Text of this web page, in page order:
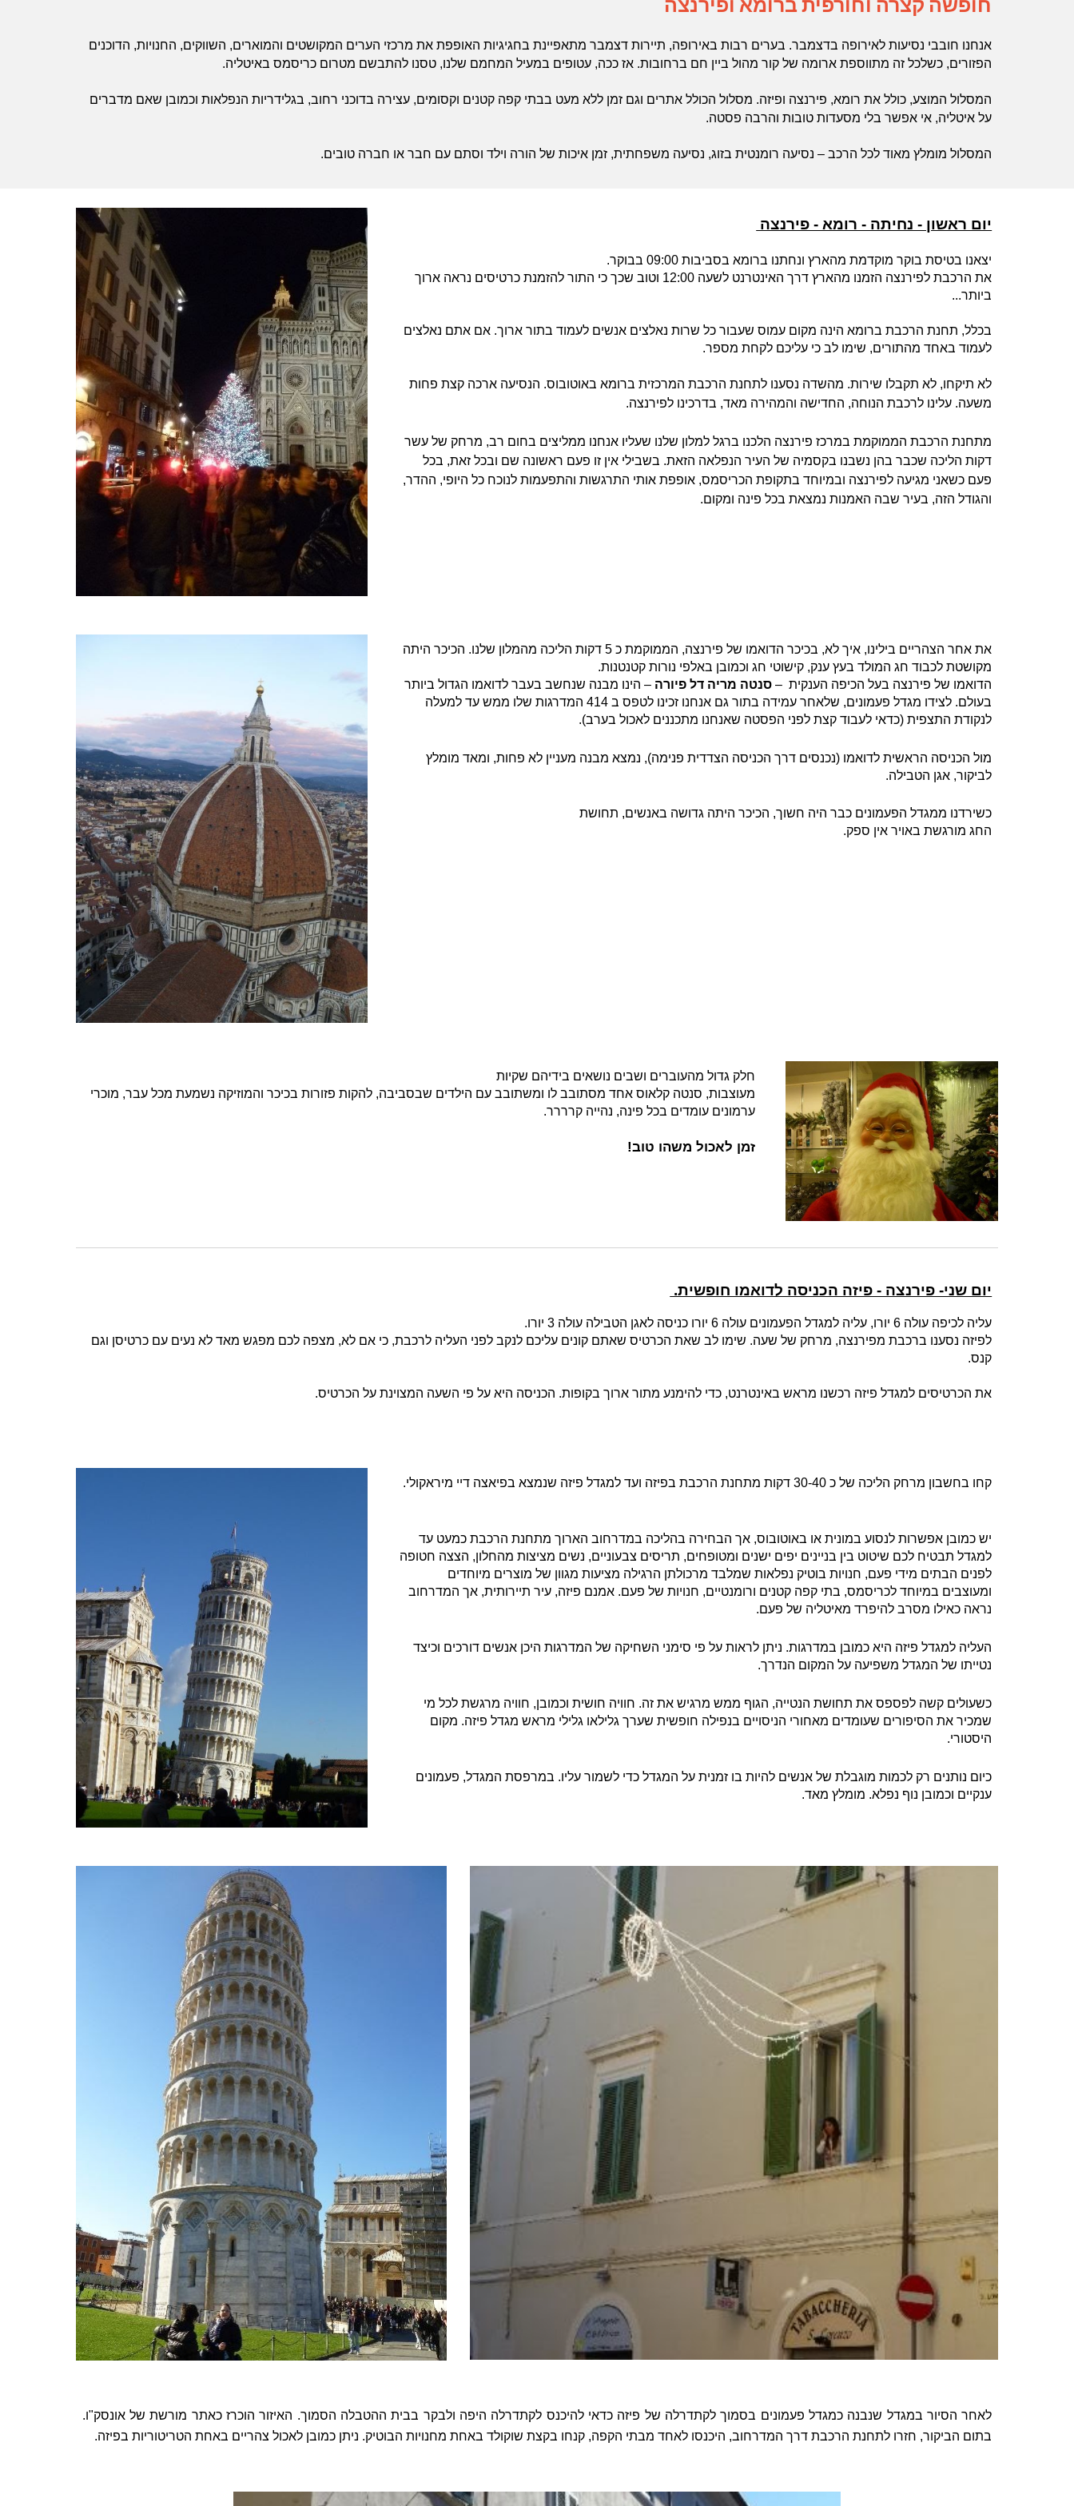
אנחנו חובבי נסיעות לאירופה בדצמבר. בערים רבות באירופה, תיירות דצמבר מתאפיינת בחגיגיות האופפת את מרכזי הערים המקושטים והמוארים, השווקים, החנויות, הדוכנים
הפזורים, כשלכל זה מתווספת ארומה של קור מהול ביין חם ברחובות. אז ככה, עטופים במעיל המחמם שלנו, טסנו להתבשם מטרום כריסמס באיטליה.
המסלול המוצע, כולל את רומא, פירנצה ופיזה. מסלול הכולל אתרים וגם זמן ללא מעט בבתי קפה קטנים וקסומים, עצירה בדוכני רחוב, בגלידריות הנפלאות וכמובן שאם מדברים
על איטליה, אי אפשר בלי מסעדות טובות והרבה פסטה.
המסלול מומלץ מאוד לכל הרכב – נסיעה רומנטית בזוג, נסיעה משפחתית, זמן איכות של הורה וילד וסתם עם חבר או חברה טובים.
יום ראשון - נחיתה - רומא - פירנצה
יצאנו בטיסת בוקר מוקדמת מהארץ ונחתנו ברומא בסביבות 09:00 בבוקר.
את הרכבת לפירנצה הזמנו מהארץ דרך האינטרנט לשעה 12:00 וטוב שכך כי התור להזמנת כרטיסים נראה ארוך
ביותר...
בכלל, תחנת הרכבת ברומא הינה מקום עמוס שעבור כל שרות נאלצים אנשים לעמוד בתור ארוך. אם אתם נאלצים
לעמוד באחד מהתורים, שימו לב כי עליכם לקחת מספר.
לא תיקחו, לא תקבלו שירות. מהשדה נסענו לתחנת הרכבת המרכזית ברומא באוטובוס. הנסיעה ארכה קצת פחות
משעה. עלינו לרכבת הנוחה, החדישה והמהירה מאד, בדרכינו לפירנצה.
מתחנת הרכבת הממוקמת במרכז פירנצה הלכנו ברגל למלון שלנו שעליו אנחנו ממליצים בחום רב, מרחק של עשר
דקות הליכה שכבר בהן נשבנו בקסמיה של העיר הנפלאה הזאת. בשבילי אין זו פעם ראשונה שם ובכל זאת, בכל
פעם כשאני מגיעה לפירנצה ובמיוחד בתקופת הכריסמס, אופפת אותי התרגשות והתפעמות לנוכח כל היופי, ההדר,
והגודל הזה, בעיר שבה האמנות נמצאת בכל פינה ומקום.
את אחר הצהריים בילינו, איך לא, בכיכר הדואמו של פירנצה, הממוקמת כ 5 דקות הליכה מהמלון שלנו. הכיכר היתה
מקושטת לכבוד חג המולד בעץ ענק, קישוטי חג וכמובן באלפי נורות קטנטנות.
הדואמו של פירנצה בעל הכיפה הענקית – סנטה מריה דל פיורה – הינו מבנה שנחשב בעבר לדואמו הגדול ביותר
בעולם. לצידו מגדל פעמונים, שלאחר עמידה בתור גם אנחנו זכינו לטפס ב 414 המדרגות שלו ממש עד למעלה
לנקודת התצפית (כדאי לעבוד קצת לפני הפסטה שאנחנו מתכננים לאכול בערב).
מול הכניסה הראשית לדואמו (נכנסים דרך הכניסה הצדדית פנימה), נמצא מבנה מעניין לא פחות, ומאד מומלץ
לביקור, אגן הטבילה.
כשירדנו ממגדל הפעמונים כבר היה חשוך, הכיכר היתה גדושה באנשים, תחושת
החג מורגשת באויר אין ספק.
חלק גדול מהעוברים ושבים נושאים בידיהם שקיות
מעוצבות, סנטה קלאוס אחד מסתובב לו ומשתובב עם הילדים שבסביבה, להקות פזורות בכיכר והמוזיקה נשמעת מכל עבר, מוכרי
ערמונים עומדים בכל פינה, נהייה קרררר.
זמן לאכול משהו טוב!
יום שני- פירנצה - פיזה הכניסה לדואמו חופשית.
עליה לכיפה עולה 6 יורו, עליה למגדל הפעמונים עולה 6 יורו כניסה לאגן הטבילה עולה 3 יורו.
לפיזה נסענו ברכבת מפירנצה, מרחק של שעה. שימו לב שאת הכרטיס שאתם קונים עליכם לנקב לפני העליה לרכבת, כי אם לא, מצפה לכם מפגש מאד לא נעים עם כרטיסן וגם
קנס.
את הכרטיסים למגדל פיזה רכשנו מראש באינטרנט, כדי להימנע מתור ארוך בקופות. הכניסה היא על פי השעה המצוינת על הכרטיס.
קחו בחשבון מרחק הליכה של כ 30-40 דקות מתחנת הרכבת בפיזה ועד למגדל פיזה שנמצא בפיאצה דיי מיראקולי.
יש כמובן אפשרות לנסוע במונית או באוטובוס, אך הבחירה בהליכה במדרחוב הארוך מתחנת הרכבת כמעט עד
למגדל תבטיח לכם שיטוט בין בניינים יפים ישנים ומטופחים, תריסים צבעוניים, נשים מציצות מהחלון, הצצה חטופה
לפנים הבתים מידי פעם, חנויות בוטיק נפלאות שמלבד מרכולתן הרגילה מציעות מגוון של מוצרים מיוחדים
ומעוצבים במיוחד לכריסמס, בתי קפה קטנים ורומנטיים, חנויות של פעם. אמנם פיזה, עיר תיירותית, אך המדרחוב
נראה כאילו מסרב להיפרד מאיטליה של פעם.
העליה למגדל פיזה היא כמובן במדרגות. ניתן לראות על פי סימני השחיקה של המדרגות היכן אנשים דורכים וכיצד
נטייתו של המגדל משפיעה על המקום הנדרך.
כשעולים קשה לפספס את תחושת הנטייה, הגוף ממש מרגיש את זה. חוויה חושית וכמובן, חוויה מרגשת לכל מי
שמכיר את הסיפורים שעומדים מאחורי הניסויים בנפילה חופשית שערך גלילאו גלילי מראש מגדל פיזה. מקום
היסטורי.
כיום נותנים רק לכמות מוגבלת של אנשים להיות בו זמנית על המגדל כדי לשמור עליו. במרפסת המגדל, פעמונים
ענקיים וכמובן נוף נפלא. מומלץ מאד.
לאחר הסיור במגדל שנבנה כמגדל פעמונים בסמוך לקתדרלה של פיזה כדאי להיכנס לקתדרלה היפה ולבקר בבית ההטבלה הסמוך. האיזור הוכרז כאתר מורשת של אונסק"ו.
בתום הביקור, חזרו לתחנת הרכבת דרך המדרחוב, היכנסו לאחד מבתי הקפה, קנחו בקצת שוקולד באחת מחנויות הבוטיק. ניתן כמובן לאכול צהריים באחת הטריטוריות בפיזה.